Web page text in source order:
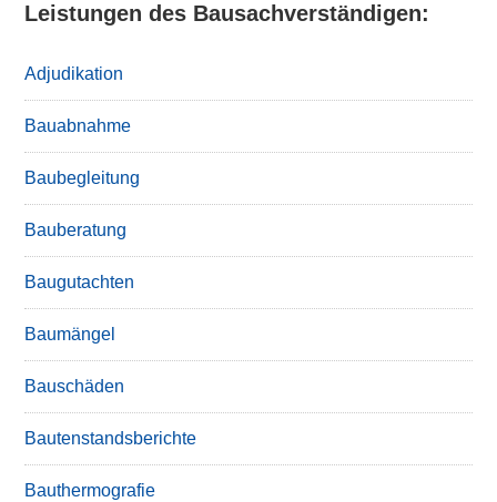
Leistungen des Bausachverständigen:
Adjudikation
Bauabnahme
Baubegleitung
Bauberatung
Baugutachten
Baumängel
Bauschäden
Bautenstandsberichte
Bauthermografie